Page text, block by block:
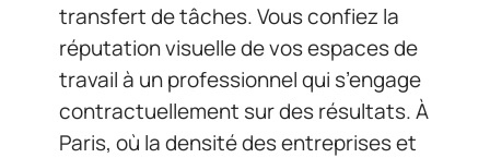
transfert de tâches. Vous confiez la
réputation visuelle de vos espaces de
travail à un professionnel qui s’engage
contractuellement sur des résultats. À
Paris, où la densité des entreprises et